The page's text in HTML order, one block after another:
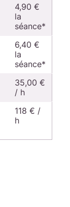
4,90 €
la
séance*
6,40 €
la
séance*
35,00 €
/ h
118 € /
h